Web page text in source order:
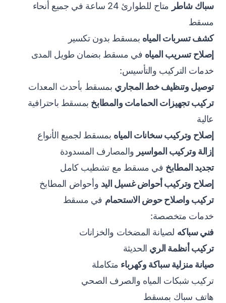
سباك شاطر
متاح للطوارئ 24 ساعة في جميع أنحاء
مسقط
كشف تسربات المياه بمسقط بدون تكسير
إصلاح تسريب المياه في مسقط بضمان طويل المدى
خدمات التركيب والتأسيس:
توصيل وتنظيف خط المجاري بمسقط بأحدث المعدات
تركيب تجهيزات الحمامات والمطابخ بمسقط باحترافية
عالية
إصلاح وتركيب سخانات المياه بمسقط لجميع الأنواع
إزالة وتركيب المواسير والمصارف المسدودة
تجديد المطابخ في مسقط مع تشطيب كامل
إصلاح وتركيب أحواض غسيل اليد وأحواض المطابخ
تركيب واصلاح حوض الاستحمام في مسقط
خدمات متخصصة:
فني سباكه لصيانة المضخات والخزانات
تركيب أنظمة الري الحديثة
صيانة منزلية سباكة وكهرباء متكاملة
تركيب شبكات المياه والصرف الصحي
هاتف سباك بمسقط